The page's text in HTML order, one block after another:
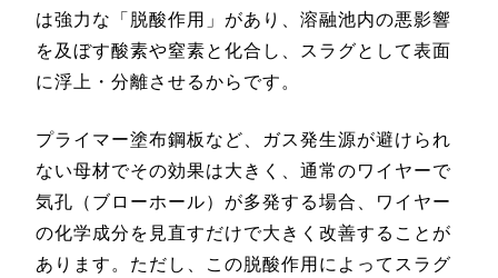
は強力な「脱酸作用」があり、溶融池内の悪影響
を及ぼす酸素や窒素と化合し、スラグとして表面
に浮上・分離させるからです。
プライマー塗布鋼板など、ガス発生源が避けられ
ない母材でその効果は大きく、通常のワイヤーで
気孔（ブローホール）が多発する場合、ワイヤー
の化学成分を見直すだけで大きく改善することが
あります。ただし、この脱酸作用によってスラグ